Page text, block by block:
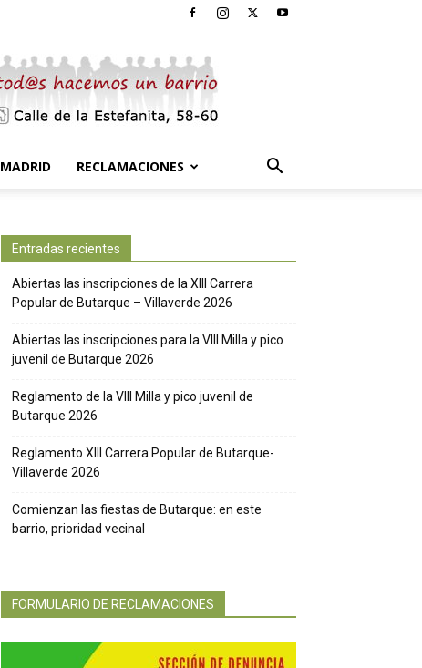
MADRID RECLAMACIONES
Entradas recientes
Abiertas las inscripciones de la XIII Carrera
Popular de Butarque – Villaverde 2026
Abiertas las inscripciones para la VIII Milla y pico
juvenil de Butarque 2026
Reglamento de la VIII Milla y pico juvenil de
Butarque 2026
Reglamento XIII Carrera Popular de Butarque-
Villaverde 2026
Comienzan las fiestas de Butarque: en este
barrio, prioridad vecinal
FORMULARIO DE RECLAMACIONES